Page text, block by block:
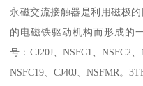
永磁交流接触器是利用磁极
的电磁铁驱动机构而形成的
号：CJ20J、NSFC1、NSFC2
NSFC19、CJ40J、NSFMR。